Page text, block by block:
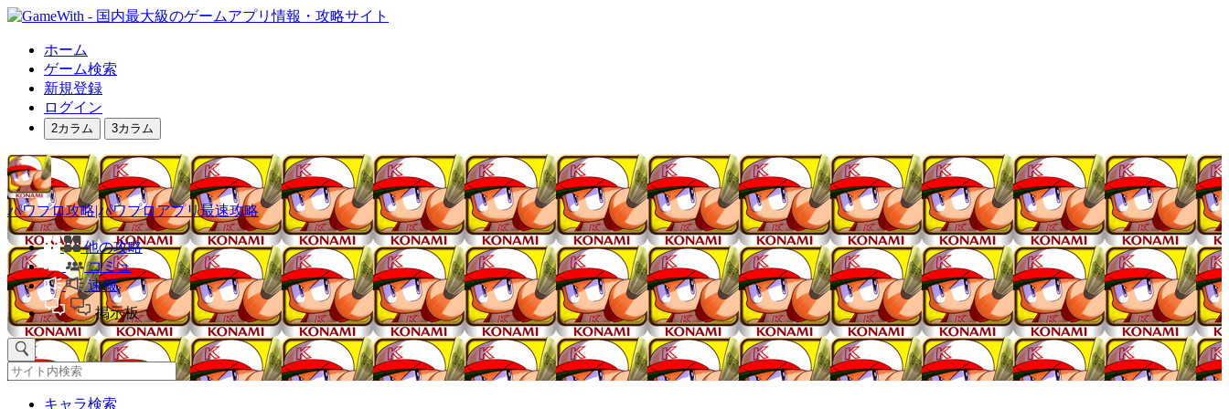
ホーム
ゲーム検索
新規登録
ログイン
2カラム 3カラム
パワプロ攻略|パワプロアプリ最速攻略
他の攻略
コミュ
速報
掲示板
キャラ検索